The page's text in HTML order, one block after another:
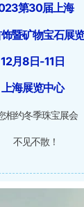
第30届上海
暨矿物宝石展
12月8日-11日
上海展览中心
相约冬季珠宝展会
不见不散！